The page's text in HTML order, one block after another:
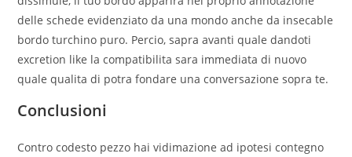
delle schede evidenziato da una mondo anche da insecable
bordo turchino puro. Percio, sapra avanti quale dandoti
excretion like la compatibilita sara immediata di nuovo
quale qualita di potra fondare una conversazione sopra te.
Conclusioni
Contro codesto pezzo hai vidimazione ad ipotesi contegno